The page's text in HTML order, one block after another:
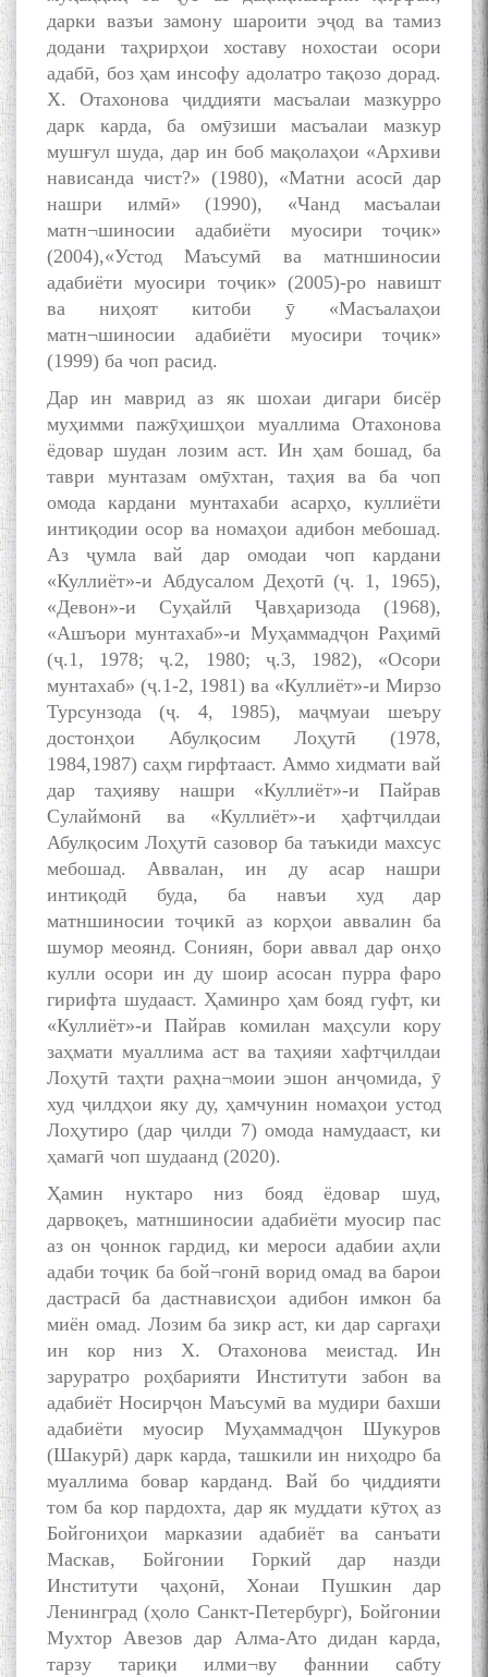
дарки вазъи замону шароити эҷод ва тамиз
додани таҳрирҳои хоставу нохостаи осори
адабӣ, боз ҳам инсофу адолатро тақозо дорад.
Х. Отахонова ҷиддияти масъалаи мазкурро
дарк карда, ба омӯзиши масъалаи мазкур
мушғул шуда, дар ин боб мақолаҳои «Архиви
нависанда чист?» (1980), «Матни асосӣ дар
нашри илмӣ» (1990), «Чанд масъалаи
матн¬шиносии адабиёти муосири тоҷик»
(2004),«Устод Маъсумӣ ва матншиносии
адабиёти муосири тоҷик» (2005)-ро навишт
ва ниҳоят китоби ӯ «Масъалаҳои
матн¬шиносии адабиёти муосири тоҷик»
(1999) ба чоп расид.
Дар ин маврид аз як шохаи дигари бисёр
муҳимми пажӯҳишҳои муаллима Отахонова
ёдовар шудан лозим аст. Ин ҳам бошад, ба
таври мунтазам омӯхтан, таҳия ва ба чоп
омода кардани мунтахаби асарҳо, куллиёти
интиқодии осор ва номаҳои адибон мебошад.
Аз ҷумла вай дар омодаи чоп кардани
«Куллиёт»-и Абдусалом Деҳотӣ (ҷ. 1, 1965),
«Девон»-и Суҳайлӣ Ҷавҳаризода (1968),
«Ашъори мунтахаб»-и Муҳаммадҷон Раҳимӣ
(ҷ.1, 1978; ҷ.2, 1980; ҷ.3, 1982), «Осори
мунтахаб» (ҷ.1-2, 1981) ва «Куллиёт»-и Мирзо
Турсунзода (ҷ. 4, 1985), маҷмуаи шеъру
достонҳои Абулқосим Лоҳутӣ (1978,
1984,1987) саҳм гирфтааст. Аммо хидмати вай
дар таҳияву нашри «Куллиёт»-и Пайрав
Сулаймонӣ ва «Куллиёт»-и ҳафтҷилдаи
Абулқосим Лоҳутӣ сазовор ба таъкиди махсус
мебошад. Аввалан, ин ду асар нашри
интиқодӣ буда, ба навъи худ дар
матншиносии тоҷикӣ аз корҳои аввалин ба
шумор меоянд. Сониян, бори аввал дар онҳо
кулли осори ин ду шоир асосан пурра фаро
гирифта шудааст. Ҳаминро ҳам бояд гуфт, ки
«Куллиёт»-и Пайрав комилан маҳсули кору
заҳмати муаллима аст ва таҳияи хафтҷилдаи
Лоҳутӣ таҳти раҳна¬моии эшон анҷомида, ӯ
худ ҷилдҳои яку ду, ҳамчунин номаҳои устод
Лоҳутиро (дар ҷилди 7) омода намудааст, ки
ҳамагӣ чоп шудаанд (2020).
Ҳамин нуктаро низ бояд ёдовар шуд,
дарвоқеъ, матншиносии адабиёти муосир пас
аз он ҷоннок гардид, ки мероси адабии аҳли
адаби тоҷик ба бой¬гонӣ ворид омад ва барои
дастрасӣ ба дастнависҳои адибон имкон ба
миён омад. Лозим ба зикр аст, ки дар саргаҳи
ин кор низ Х. Отахонова меистад. Ин
заруратро роҳбарияти Институти забон ва
адабиёт Носирҷон Маъсумӣ ва мудири бахши
адабиёти муосир Муҳаммадҷон Шукуров
(Шакурӣ) дарк карда, ташкили ин ниҳодро ба
муаллима бовар карданд. Вай бо ҷиддияти
том ба кор пардохта, дар як муддати кӯтоҳ аз
Бойгониҳои марказии адабиёт ва санъати
Маскав, Бойгонии Горкий дар назди
Институти ҷаҳонӣ, Хонаи Пушкин дар
Ленинград (ҳоло Санкт-Петербург), Бойгонии
Мухтор Авезов дар Алма-Ато дидан карда,
тарзу тариқи илми¬ву фаннии сабту